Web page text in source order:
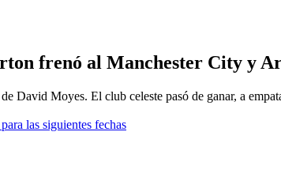
frenó al Manchester City y
David Moyes. El club celeste pasó de ganar, a
las siguientes fechas